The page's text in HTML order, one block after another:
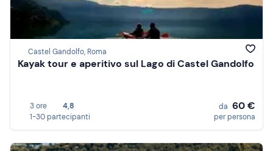
Castel Gandolfo, Roma
Kayak tour e aperitivo sul Lago di Castel Gandolfo
3 ore
4,8
1-30 partecipanti
da 60 €
per persona